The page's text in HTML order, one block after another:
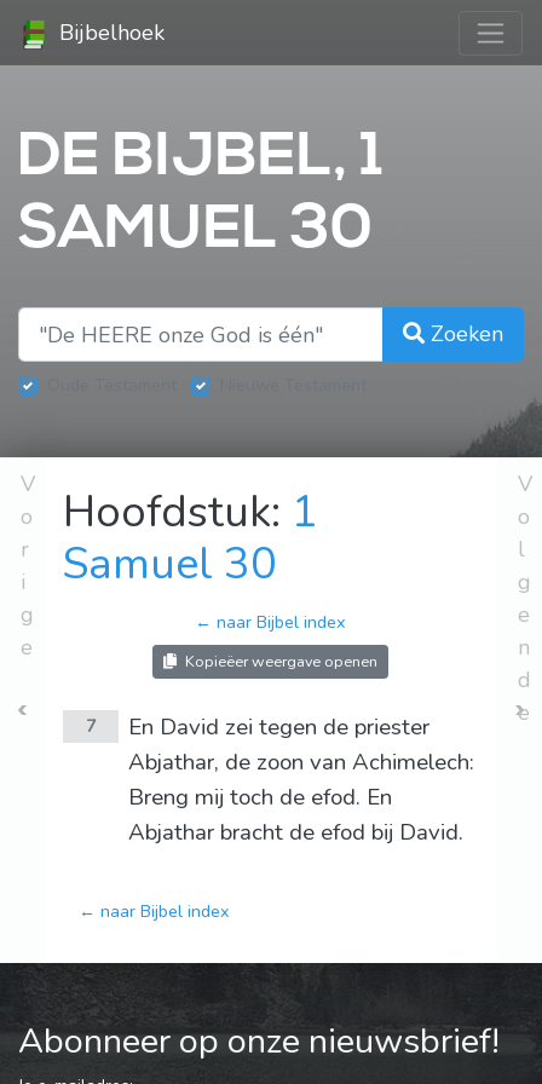
Bijbelhoek
DE BIJBEL, 1
SAMUEL 30
Zoeken
V
o
r
i
g
e
Hoofdstuk: 1
Samuel 30
← naar Bijbel index
Kopieëer weergave openen
7
En David zei tegen de priester
Abjathar, de zoon van Achimelech:
Breng mij toch de efod. En
Abjathar bracht de efod bij David.
← naar Bijbel index
V
o
l
g
e
n
d
e
Abonneer op onze nieuwsbrief!